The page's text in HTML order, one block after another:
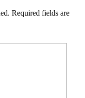
Required fields are